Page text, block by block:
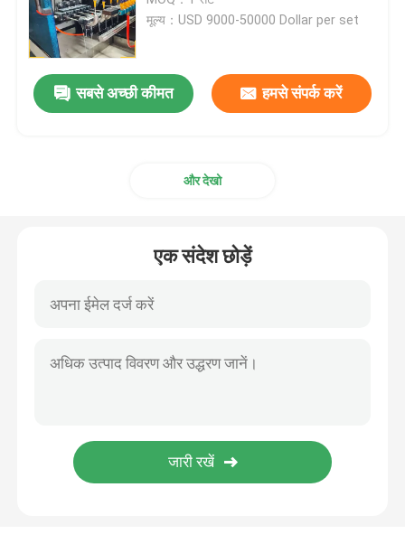
डिश एंड पॉलिशिंग मशीन
सीएनसी पॉलिशिंग मशीन
वेल्ड पॉलिशिंग मशीन
मूल्य：USD 9000-50000 Dollar per set
सबसे अच्छी कीमत हमसे संपर्क करें
और देखो
एक संदेश छोड़ें